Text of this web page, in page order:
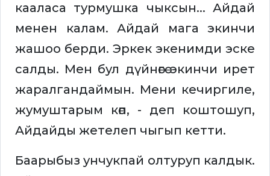
кааласа турмушка чыксын... Айдай
менен калам. Айдай мага экинчи
жашоо берди. Эркек экенимди эске
салды. Мен бул дүйнөгө экинчи ирет
жаралгандаймын. Мени кечиргиле,
жумуштарым көп, - деп коштошуп,
Айдайды жетелеп чыгып кетти.
Баарыбыз унчукпай олтуруп калдык.